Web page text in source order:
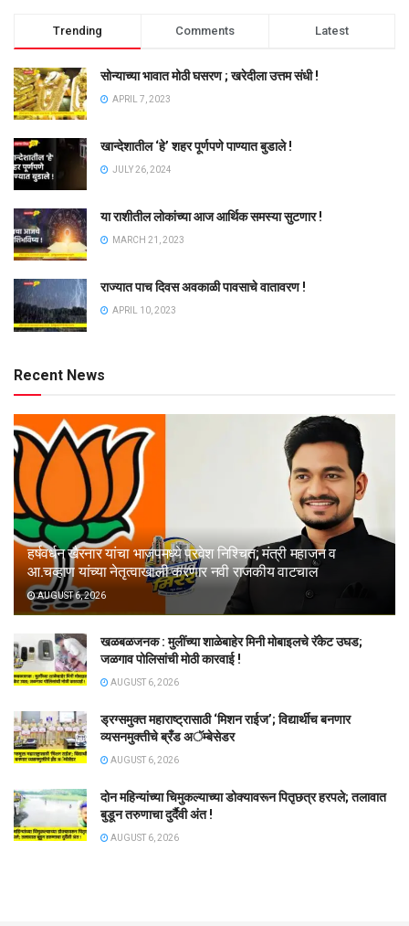
Trending Comments Latest
सोन्याच्या भावात मोठी घसरण ; खरेदीला उत्तम संधी !
APRIL 7, 2023
खान्देशातील ‘हे’ शहर पूर्णपणे पाण्यात बुडाले !
JULY 26, 2024
या राशीतील लोकांच्या आज आर्थिक समस्या सुटणार !
MARCH 21, 2023
राज्यात पाच दिवस अवकाळी पावसाचे वातावरण !
APRIL 10, 2023
Recent News
हर्षवर्धन खैरनार यांचा भाजपमध्ये प्रवेश निश्चित; मंत्री महाजन व
आ.चव्हाण यांच्या नेतृत्वाखाली करणार नवी राजकीय वाटचाल
AUGUST 6, 2026
खळबळजनक : मुलींच्या शाळेबाहेर मिनी मोबाइलचे रॅकेट उघड;
जळगाव पोलिसांची मोठी कारवाई !
AUGUST 6, 2026
ड्रग्समुक्त महाराष्ट्रासाठी ‘मिशन राईज’; विद्यार्थीच बनणार
व्यसनमुक्तीचे ब्रँड अॅम्बेसेडर
AUGUST 6, 2026
दोन महिन्यांच्या चिमुकल्याच्या डोक्यावरून पितृछत्र हरपले; तलावात
बुडून तरुणाचा दुर्दैवी अंत !
AUGUST 6, 2026